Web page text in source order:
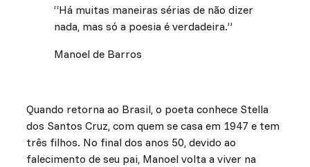
“Há muitas maneiras sérias de não dizer
nada, mas só a poesia é verdadeira.”
Manoel de Barros
Quando retorna ao Brasil, o poeta conhece Stella
dos Santos Cruz, com quem se casa em 1947 e tem
três filhos. No final dos anos 50, devido ao
falecimento de seu pai, Manoel volta a viver na